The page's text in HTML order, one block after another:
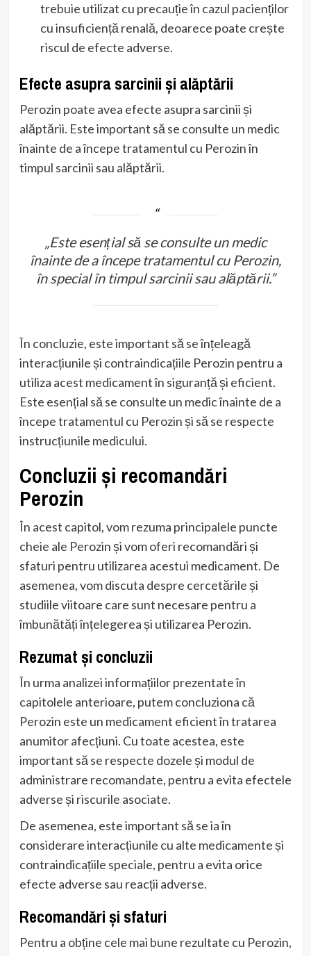
trebuie utilizat cu precauție în cazul pacienților
cu insuficiență renală, deoarece poate crește
riscul de efecte adverse.
Efecte asupra sarcinii și alăptării
Perozin poate avea efecte asupra sarcinii și
alăptării. Este important să se consulte un medic
înainte de a începe tratamentul cu Perozin în
timpul sarcinii sau alăptării.
„Este esențial să se consulte un medic
înainte de a începe tratamentul cu Perozin,
în special în timpul sarcinii sau alăptării.”
În concluzie, este important să se înțeleagă
interacțiunile și contraindicațiile Perozin pentru a
utiliza acest medicament în siguranță și eficient.
Este esențial să se consulte un medic înainte de a
începe tratamentul cu Perozin și să se respecte
instrucțiunile medicului.
Concluzii și recomandări
Perozin
În acest capitol, vom rezuma principalele puncte
cheie ale Perozin și vom oferi recomandări și
sfaturi pentru utilizarea acestui medicament. De
asemenea, vom discuta despre cercetările și
studiile viitoare care sunt necesare pentru a
îmbunătăți înțelegerea și utilizarea Perozin.
Rezumat și concluzii
În urma analizei informațiilor prezentate în
capitolele anterioare, putem concluziona că
Perozin este un medicament eficient în tratarea
anumitor afecțiuni. Cu toate acestea, este
important să se respecte dozele și modul de
administrare recomandate, pentru a evita efectele
adverse și riscurile asociate.
De asemenea, este important să se ia în
considerare interacțiunile cu alte medicamente și
contraindicațiile speciale, pentru a evita orice
efecte adverse sau reacții adverse.
Recomandări și sfaturi
Pentru a obține cele mai bune rezultate cu Perozin,